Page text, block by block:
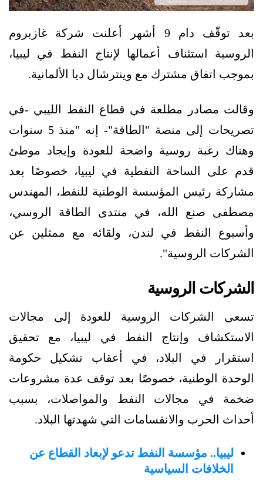
بعد توقّف دام 9 أشهر أعلنت شركة غازبروم
الروسية استئناف أعمالها لإنتاج النفط في ليبيا،
بموجب اتفاق مشترك مع وينترشال ديا الألمانية.
وقالت مصادر مطلعة في قطاع النفط الليبي -في
تصريحات إلى منصة "الطاقة"- إنه "منذ 5 سنوات
وهناك رغبة روسية واضحة للعودة وإيجاد موطئ
قدم على الساحة النفطية في ليبيا، خصوصًا بعد
مشاركة رئيس المؤسسة الوطنية للنفط، المهندس
مصطفى صنع الله، في منتدى الطاقة الروسي،
وأسبوع النفط في لندن، ولقائه مع ممثلين عن
الشركات الروسية".
الشركات الروسية
تسعى الشركات الروسية للعودة إلى مجالات
الاستكشاف وإنتاج النفط في ليبيا، مع تحقيق
استقرار في البلاد، في أعقاب تشكيل حكومة
الوحدة الوطنية، خصوصًا بعد توقف عدة مشروعات
ضخمة في مجالات النفط والمواصلات، بسبب
أحداث الحرب والانقسامات التي شهدتها البلاد.
ليبيا.. مؤسسة النفط تدعو لإبعاد القطاع عن
الخلافات السياسية